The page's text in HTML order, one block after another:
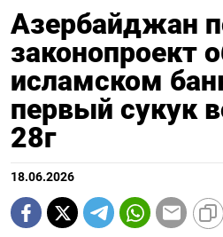
Азербайджан
законопроект
исламском
первый сукук
28г
18.06.2026